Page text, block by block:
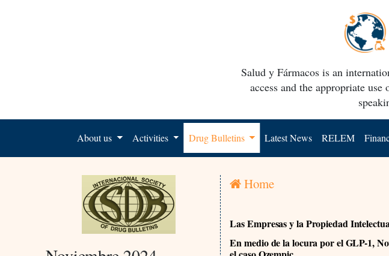
Salud y Fármacos is an
access and the appropriate
About us Activities Drug Bulletins Latest News RELEM
Home
Las Empresas y la Propiedad
En medio de la locura por el GLP-1,